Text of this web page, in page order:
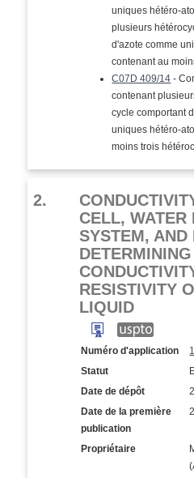
uniques hétéro-
plusieurs
d'azote comme
contenant au
C07D 409/14 -
contenant
cycle comportant
uniques hétéro-
moins trois
2.
CELL, WATER
SYSTEM, AND
RESISTIVITY
LIQUID
Numéro d'application
Statut
Date de dépôt
Date de la première
publication
Propriétaire